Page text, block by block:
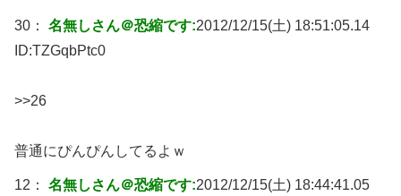
30： 名無しさん＠恐縮です:2012/12/15(土) 18:51:05.14
ID:TZGqbPtc0
>>26
普通にぴんぴんしてるよｗ
12： 名無しさん＠恐縮です:2012/12/15(土) 18:44:41.05